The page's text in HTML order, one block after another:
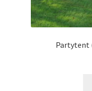
Partytent